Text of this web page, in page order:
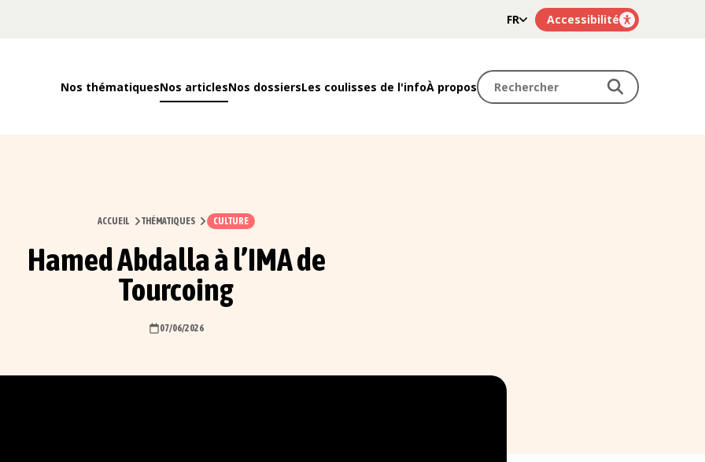
FR Accessibilité
Nos thématiquesNos articlesNos dossiersLes coulisses de l'infoÀ propos
Rechercher Rechercher
ACCUEIL THÉMATIQUES CULTURE
Hamed Abdalla à l’IMA de
Tourcoing
07/06/2026